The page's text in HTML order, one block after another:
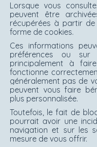
Lorsque vous
peuvent être
récupérées à partir de
forme de cookies.
Ces informations
préférences ou
principalement à
fonctionne
généralement pas de
peuvent vous faire
plus personnalisée.
Toutefois, le fait de
pourrait avoir une
navigation et sur les
mesure de vous offrir.